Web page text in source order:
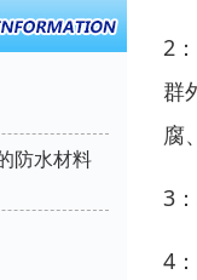
防水材料
2
群
腐
3
4